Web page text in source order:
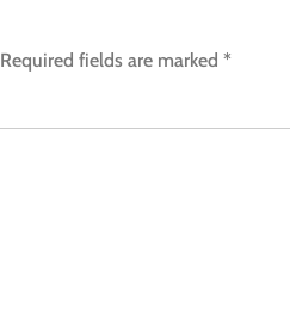
Required fields are marked *